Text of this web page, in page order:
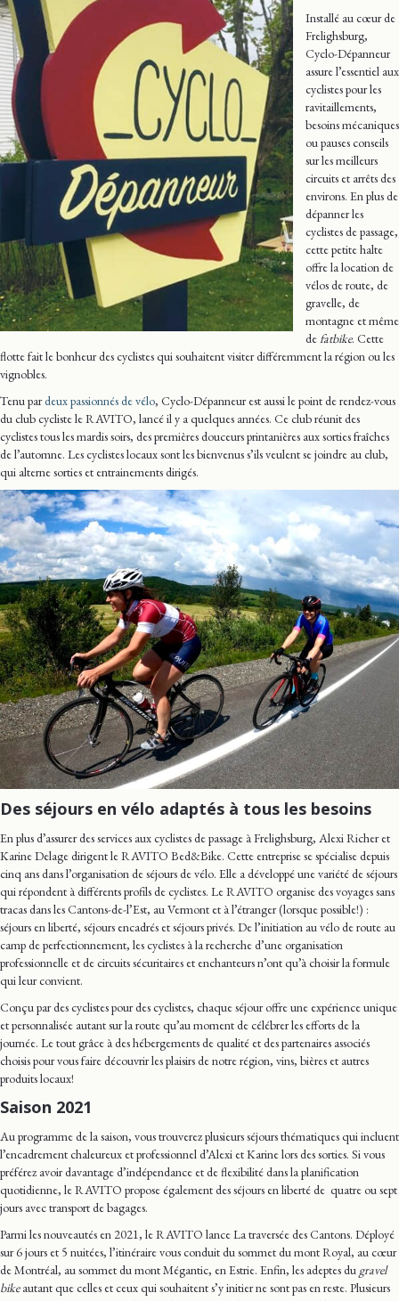
Installé au cœur de
Frelighsburg,
Cyclo-Dépanneur
assure l’essentiel aux
cyclistes pour les
ravitaillements,
besoins mécaniques
ou pauses conseils
sur les meilleurs
circuits et arrêts des
environs. En plus de
dépanner les
cyclistes de passage,
cette petite halte
offre la location de
vélos de route, de
gravelle, de
montagne et même
defatbike. Cette
flotte fait le bonheur des cyclistes qui souhaitent visiter différemment la région ou les
vignobles.
Tenu pardeux passionnés de vélo, Cyclo-Dépanneur est aussi le point de rendez-vous
du club cycliste le RAVITO, lancé il y a quelques années. Ce club réunit des
cyclistes tous les mardis soirs, des premières douceurs printanières aux sorties fraîches
de l’automne. Les cyclistes locaux sont les bienvenus s’ils veulent se joindre au club,
qui alterne sorties et entrainements dirigés.
Des séjours en vélo adaptés à tous les besoins
En plus d’assurer des services aux cyclistes de passage à Frelighsburg, Alexi Richer et
Karine Delage dirigent le RAVITO Bed&Bike. Cette entreprise se spécialise depuis
cinq ans dans l’organisation de séjours de vélo. Elle a développé une variété de séjours
qui répondent à différents profils de cyclistes. Le RAVITO organise des voyages sans
tracas dans les Cantons-de-l’Est, au Vermont et à l’étranger (lorsque possible!) :
séjours en liberté, séjours encadrés et séjours privés. De l’initiation au vélo de route au
camp de perfectionnement, les cyclistes à la recherche d’une organisation
professionnelle et de circuits sécuritaires et enchanteurs n’ont qu’à choisir la formule
qui leur convient.
Conçu par des cyclistes pour des cyclistes, chaque séjour offre une expérience unique
et personnalisée autant sur la route qu’au moment de célébrer les efforts de la
journée. Le tout grâce à des hébergements de qualité et des partenaires associés
choisis pour vous faire découvrir les plaisirs de notre région, vins, bières et autres
produits locaux!
Saison 2021
Au programme de la saison, vous trouverez plusieurs séjours thématiques qui incluent
l’encadrement chaleureux et professionnel d’Alexi et Karine lors des sorties. Si vous
préférez avoir davantage d’indépendance et de flexibilité dans la planification
quotidienne, le RAVITO propose également des séjours en liberté de quatre ou sept
jours avec transport de bagages.
Parmi les nouveautés en 2021, le RAVITO lance La traversée des Cantons. Déployé
sur 6 jours et 5 nuitées, l’itinéraire vous conduit du sommet du mont Royal, au cœur
de Montréal, au sommet du mont Mégantic, en Estrie. Enfin, les adeptes dugravel
bikeautant que celles et ceux qui souhaitent s’y initier ne sont pas en reste. Plusieurs